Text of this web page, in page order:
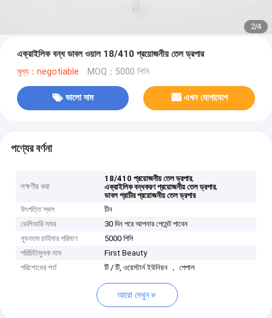
2/4
এক্রাইলিক বন্ধ ডাবল ওয়াল 18/410 প্রয়োজনীয় তেল ড্রপার
মূল্য：negotiable MOQ：5000 পিসি
ভালো দাম এখন যোগাযোগ
পণ্যের বর্ণনা
লক্ষণীয় করা
18/410 প্রয়োজনীয় তেল ড্রপার,
এক্রাইলিক বন্ধকরণ প্রয়োজনীয় তেল ড্রপার,
ডাবল প্রাচীর প্রয়োজনীয় তেল ড্রপার
উৎপত্তি স্থল
চীন
ডেলিভারি সময়
30 দিন পরে আপনার পেমেন্ট পাবেন
ন্যূনতম চাহিদার পরিমাণ
5000 পিসি
পরিচিতিমুলক নাম
First Beauty
পরিশোধের শর্ত
টি / টি, ওয়েস্টার্ন ইউনিয়ন ， পেপাল
আরো দেখুন